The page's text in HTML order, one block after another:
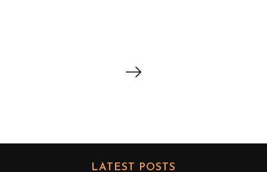
a
LATEST POSTS